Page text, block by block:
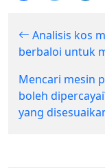
Analisis kos
berbaloi untuk
Mencari mesin
boleh
yang